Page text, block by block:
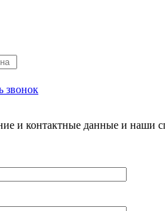
звонок
и контактные данные и наши